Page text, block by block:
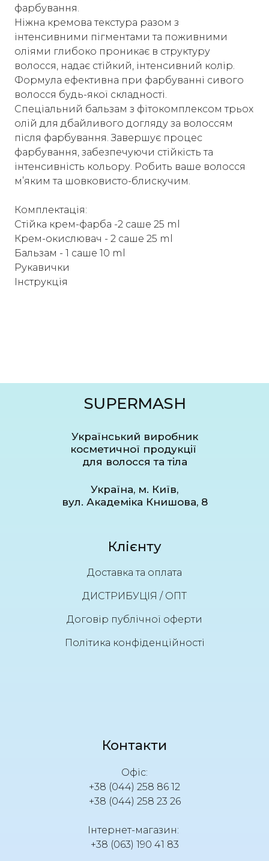
фарбування.
Ніжна кремова текстура разом з
інтенсивними пігментами та поживними
оліями глибоко проникає в структуру
волосся, надає стійкий, інтенсивний колір.
Формула ефективна при фарбуванні сивого
волосся будь-якої складності.
Спеціальний бальзам з фітокомплексом трьох
олій для дбайливого догляду за волоссям
після фарбування. Завершує процес
фарбування, забезпечуючи стійкість та
інтенсивність кольору. Робить ваше волосся
м’яким та шовковисто-блискучим.
Комплектація:
Стійка крем-фарба -2 саше 25 ml
Крем-окислювач - 2 саше 25 ml
Бальзам - 1 саше 10 ml
Рукавички
Інструкція
SUPERMASH
Український виробник
косметичної продукції
для волосся та тіла
Україна, м. Київ,
вул. Академіка Книшова, 8
Клієнту
Доставка та оплата
ДИСТРИБУЦІЯ / ОПТ
Договір публічної оферти
Політика конфіденційності
Контакти
Офіс:
+38 (044) 258 86 12
+38 (044) 258 23 26
Інтернет-магазин:
+38 (063) 190 41 83